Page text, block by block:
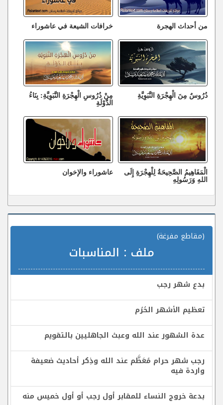
من أحداث الهجرة خرافات الشيعة في عاشوراء
دُرُوسٌ مِنَ الْهِجْرَةِ النَّبَوِيَّةِ مِنْ دُرُوسِ الْهِجْرَةِ النَّبَوِيَّةِ: بِنَاءُ
الدَّوْلَةِ
الْمَفَاهِيمُ الصَّحِيحَةُ لِلْهِجْرَةِ إِلَى
اللهِ وَرَسُولِهِ
عاشوراء والإخوان
(مقاطع مفرغة)
ملف : المناسبات
بدع شهر رجب
تعظيم الأشهر الحُرُم
عدة الشهور عند الله وعبث الجاهليين بالتقويم
رجب شهر حرام مُعَظَّم عند الله وذِكر أحاديث ضعيفة
واردة فيه
بدعة خروج النساء للمقابر أول رجب أو أول خميس منه